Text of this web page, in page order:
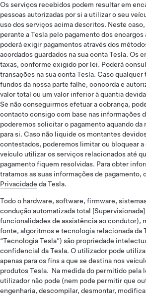
Os serviços recebidos podem resultar em
pessoas autorizadas por si a utilizar o seu
uso dos serviços acima descritos. Neste
perante a Tesla pelo pagamento dos encargos
poderá exigir pagamentos através dos
acordados guardados na sua conta Tesla. Os
taxas, conforme exigido por lei. Poderá
transações na sua conta Tesla. Caso
fundos da nossa parte falhe, concorda e
valor total ou um valor inferior à quantia
Se não conseguirmos efetuar a cobrança,
contacto consigo com base nas informações
poderemos solicitar o pagamento aquando da
para si. Caso não liquide os montantes
contestados, poderemos limitar ou bloquear a
veículo utilizar os serviços relacionados até
pagamento fiquem resolvidas. Para obter
tratamos as suas informações de pagamento,
Privacidade da Tesla.
Todo o hardware, software, firmware,
condução automatizada total
funcionalidades de assistência ao condutor),
fonte, algoritmos e tecnologia relacionada da
“Tecnologia Tesla”) são propriedade
confidencial da Tesla. O utilizador pode
apenas para os fins a que se destina nos
produtos Tesla. Na medida do permitido pela
utilizador não pode (nem pode permitir que
engenharia, descompilar, desmontar,